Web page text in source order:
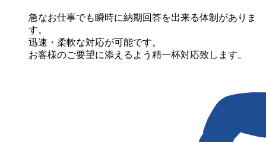
急なお仕事でも瞬時に納期回答を出来る体制がありま
す。
迅速・柔軟な対応が可能です。
お客様のご要望に添えるよう精一杯対応致します。